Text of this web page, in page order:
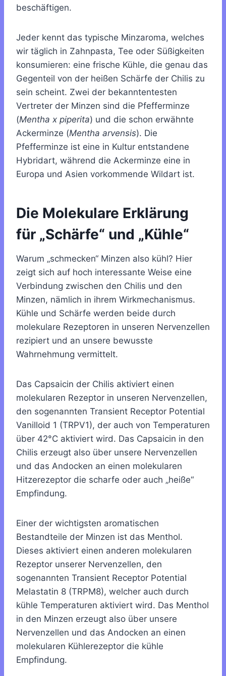
beschäftigen.
Jeder kennt das typische Minzaroma, welches
wir täglich in Zahnpasta, Tee oder Süßigkeiten
konsumieren: eine frische Kühle, die genau das
Gegenteil von der heißen Schärfe der Chilis zu
sein scheint. Zwei der bekanntentesten
Vertreter der Minzen sind die Pfefferminze
(Mentha x piperita) und die schon erwähnte
Ackerminze (Mentha arvensis). Die
Pfefferminze ist eine in Kultur entstandene
Hybridart, während die Ackerminze eine in
Europa und Asien vorkommende Wildart ist.
Die Molekulare Erklärung
für „Schärfe“ und „Kühle“
Warum „schmecken“ Minzen also kühl? Hier
zeigt sich auf hoch interessante Weise eine
Verbindung zwischen den Chilis und den
Minzen, nämlich in ihrem Wirkmechanismus.
Kühle und Schärfe werden beide durch
molekulare Rezeptoren in unseren Nervenzellen
rezipiert und an unsere bewusste
Wahrnehmung vermittelt.
Das Capsaicin der Chilis aktiviert einen
molekularen Rezeptor in unseren Nervenzellen,
den sogenannten Transient Receptor Potential
Vanilloid 1 (TRPV1), der auch von Temperaturen
über 42°C aktiviert wird. Das Capsaicin in den
Chilis erzeugt also über unsere Nervenzellen
und das Andocken an einen molekularen
Hitzerezeptor die scharfe oder auch „heiße“
Empfindung.
Einer der wichtigsten aromatischen
Bestandteile der Minzen ist das Menthol.
Dieses aktiviert einen anderen molekularen
Rezeptor unserer Nervenzellen, den
sogenannten Transient Receptor Potential
Melastatin 8 (TRPM8), welcher auch durch
kühle Temperaturen aktiviert wird. Das Menthol
in den Minzen erzeugt also über unsere
Nervenzellen und das Andocken an einen
molekularen Kühlerezeptor die kühle
Empfindung.